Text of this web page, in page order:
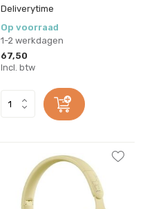
Deliverytime
Op voorraad
1-2 werkdagen
67,50
Incl. btw